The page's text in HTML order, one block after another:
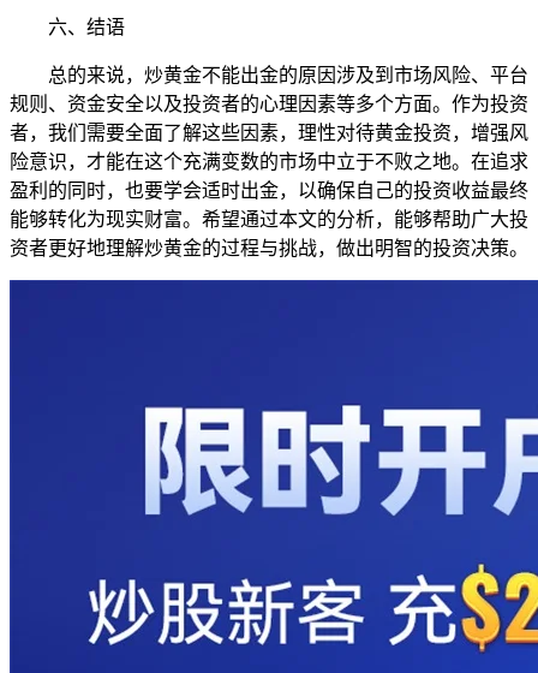
六、结语
总的来说，炒黄金不能出金的原因涉及到市场风险、平台
规则、资金安全以及投资者的心理因素等多个方面。作为投资
者，我们需要全面了解这些因素，理性对待黄金投资，增强风
险意识，才能在这个充满变数的市场中立于不败之地。在追求
盈利的同时，也要学会适时出金，以确保自己的投资收益最终
能够转化为现实财富。希望通过本文的分析，能够帮助广大投
资者更好地理解炒黄金的过程与挑战，做出明智的投资决策。